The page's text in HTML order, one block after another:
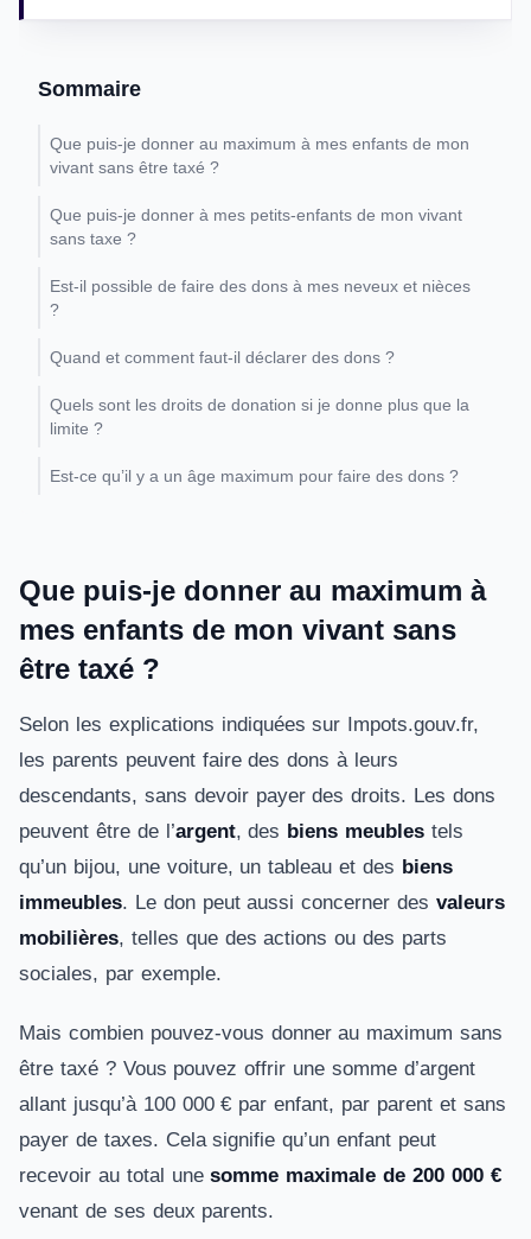
Sommaire
Que puis-je donner au maximum à mes enfants de mon
vivant sans être taxé ?
Que puis-je donner à mes petits-enfants de mon vivant
sans taxe ?
Est-il possible de faire des dons à mes neveux et nièces
?
Quand et comment faut-il déclarer des dons ?
Quels sont les droits de donation si je donne plus que la
limite ?
Est-ce qu’il y a un âge maximum pour faire des dons ?
Que puis-je donner au maximum à
mes enfants de mon vivant sans
être taxé ?
Selon les explications indiquées sur Impots.gouv.fr,
les parents peuvent faire des dons à leurs
descendants, sans devoir payer des droits. Les dons
peuvent être de l’argent, des biens meubles tels
qu’un bijou, une voiture, un tableau et des biens
immeubles. Le don peut aussi concerner des valeurs
mobilières, telles que des actions ou des parts
sociales, par exemple.
Mais combien pouvez-vous donner au maximum sans
être taxé ? Vous pouvez offrir une somme d’argent
allant jusqu’à 100 000 € par enfant, par parent et sans
payer de taxes. Cela signifie qu’un enfant peut
recevoir au total unesomme maximale de 200 000 €
venant de ses deux parents.